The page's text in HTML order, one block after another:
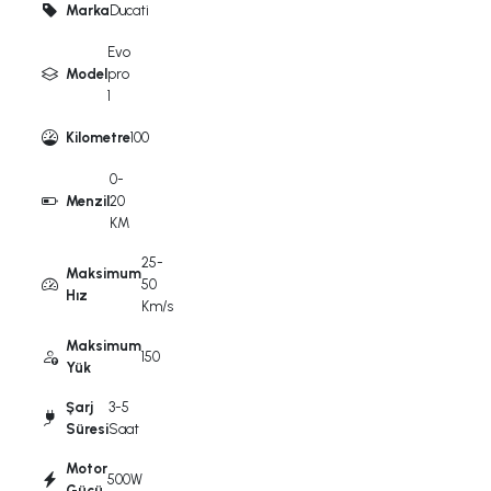
Marka Ducati
Model
Evo
pro
1
Kilometre100
Menzil
0-
20
KM
Maksimum
Hız
25-
50
Km/s
Maksimum
Yük
150
Şarj
Süresi
3-5
Saat
Motor
500W